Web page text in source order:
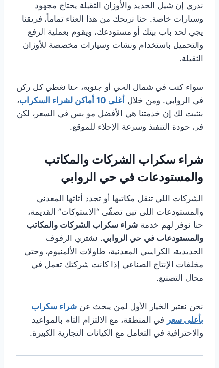
ندري إن شيل الحديد والأوزان الثقيلة يحتاج مجهود
وسيارات خاصة. حنا نريحك من هذا العناء تماماً، فريقنا
يجي لحد باب بيتك أو مستودعك، ويقوم بعملية الرفع
والتحميل باستخدام ونشات وسيارات مخصصة للأوزان
الثقيلة.
سواء كنت في شمال الحي أو جنوبه، حنا نغطي كل ركن
في الروابي. ومن خلال أغلى 10 أماكن لشراء السكراب
،
بنثبت لك إن خدمتنا هي الأفضل مو بس في السعر، لكن
في جودة التنفيذ وسرعة الإخلاء للموقع.
شراء سكراب الشركات والمكاتب
والمستودعات في حي الروابي
الشركات اللي تنقل مكاتبها أو تجدد أثاثها المعدني
والمستودعات اللي تبي تصفّي “الاستوكات” القديمة،
حنا نوفر لهم خدمة شراء سكراب الشركات والمكاتب
والمستودعات في حي الروابي. نشتري الرفوف
الحديدية، الكراسي المعدنية، طاولات الألمنيوم، وحتى
مخلفات الإنتاج الصناعي إذا كانت شركتك تعمل في
مجال التصنيع.
نحن نعتبر الخيار الأول لمن يبحث عن شراء سكراب
بأعلى سعر في المنطقة، مع الالتزام التام بالمواعيد
والاحترافية في التعامل مع الكيانات التجارية الكبيرة.